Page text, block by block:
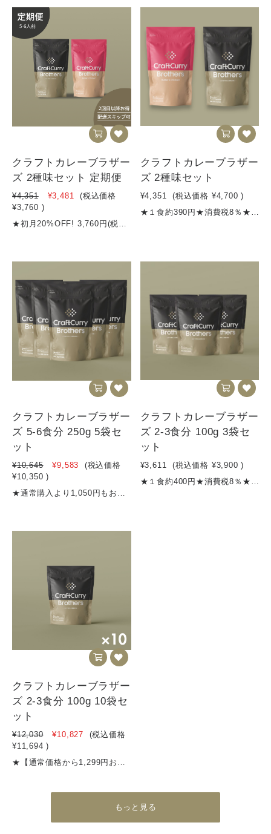
クラフトカレーブラザー
ズ 2種味セット 定期便
¥4,351 ¥3,481
(税込価格
¥3,760 )
クラフトカレーブラザー
ズ 2種味セット
¥4,351 (税込価格 ¥4,700 )
クラフトカレーブラザー
ズ 5-6食分 250g 5袋セ
ット
¥10,645 ¥9,583
(税込価格
¥10,350 )
クラフトカレーブラザー
ズ 2-3食分 100g 3袋セ
ット
¥3,611 (税込価格 ¥3,900 )
クラフトカレーブラザー
ズ 2-3食分 100g 10袋セ
ット
¥12,030 ¥10,827
(税込価格
¥11,694 )
もっと見る